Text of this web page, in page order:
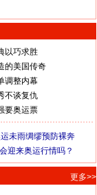
以巧求胜
的美国传奇
调整内幕
不谈复仇
要奥运票
未雨绸缪预防裸奔
迎来奥运行情吗？
更多>>